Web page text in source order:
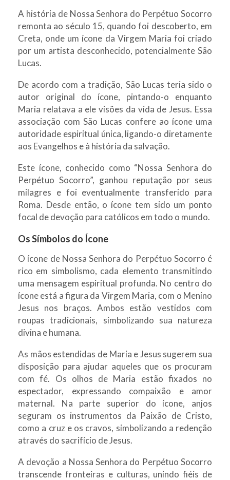
A história de Nossa Senhora do Perpétuo Socorro
remonta ao século 15, quando foi descoberto, em
Creta, onde um ícone da Virgem Maria foi criado
por um artista desconhecido, potencialmente São
Lucas.
De acordo com a tradição, São Lucas teria sido o
autor original do ícone, pintando-o enquanto
Maria relatava a ele visões da vida de Jesus. Essa
associação com São Lucas confere ao ícone uma
autoridade espiritual única, ligando-o diretamente
aos Evangelhos e à história da salvação.
Este ícone, conhecido como “Nossa Senhora do
Perpétuo Socorro”, ganhou reputação por seus
milagres e foi eventualmente transferido para
Roma. Desde então, o ícone tem sido um ponto
focal de devoção para católicos em todo o mundo.
Os Símbolos do Ícone
O ícone de Nossa Senhora do Perpétuo Socorro é
rico em simbolismo, cada elemento transmitindo
uma mensagem espiritual profunda. No centro do
ícone está a figura da Virgem Maria, com o Menino
Jesus nos braços. Ambos estão vestidos com
roupas tradicionais, simbolizando sua natureza
divina e humana.
As mãos estendidas de Maria e Jesus sugerem sua
disposição para ajudar aqueles que os procuram
com fé. Os olhos de Maria estão fixados no
espectador, expressando compaixão e amor
maternal. Na parte superior do ícone, anjos
seguram os instrumentos da Paixão de Cristo,
como a cruz e os cravos, simbolizando a redenção
através do sacrifício de Jesus.
A devoção a Nossa Senhora do Perpétuo Socorro
transcende fronteiras e culturas, unindo fiéis de